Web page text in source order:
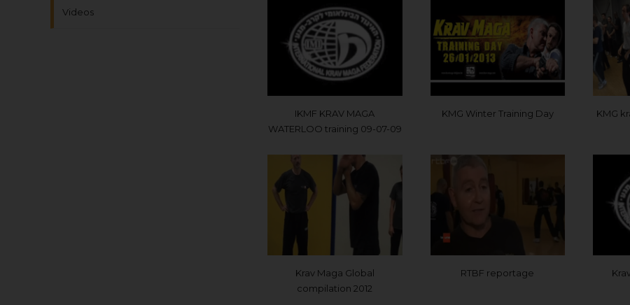
Videos
IKMF KRAV MAGA
WATERLOO training 09-07-09
KMG Winter Training Day KMG
Krav Maga Global
compilation 2012
RTBF reportage